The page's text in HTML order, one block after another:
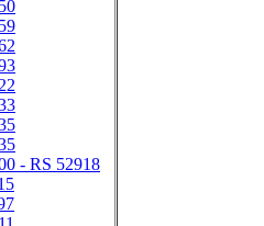
- RS 52918